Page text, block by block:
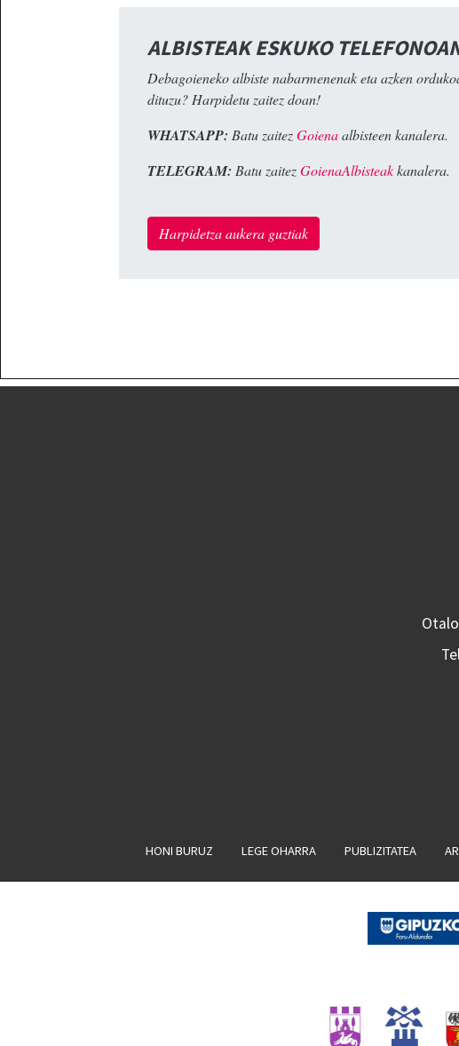
ALBISTEAK ESKUKO
Debagoieneko albiste nabarmenenak eta azken
dituzu? Harpidetu zaitez doan!
WHATSAPP: Batu zaitezGoienaalbisteen kanalera.
TELEGRAM: Batu zaitezGoienaAlbisteakkanalera.
Harpidetza aukera guztiak
HONI BURUZ LEGE OHARRA PUBLIZITATEA